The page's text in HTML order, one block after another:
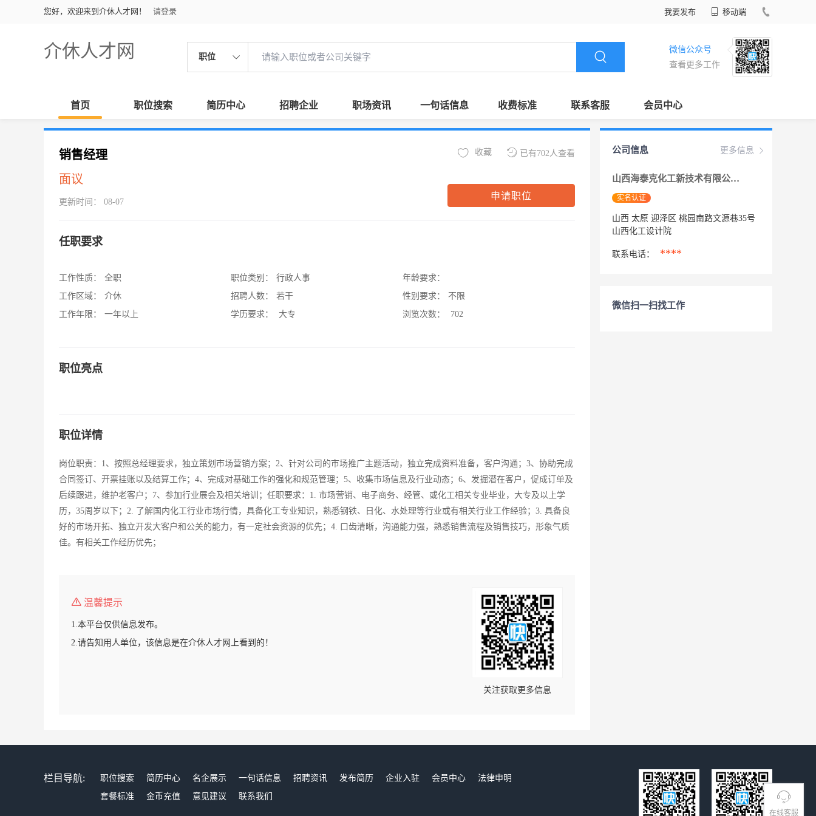
您好，欢迎来到介休人才网！ 请登录 我要发布 移动端
介休人才网 职位
微信公众号
查看更多工作
首页 职位搜索 简历中心 招聘企业 职场资讯 一句话信息 收费标准 联系客服 会员中心
在线客服
销售经理
面议
更新时间： 08-07
已有702人查看
收藏
申请职位
任职要求
工作性质：
全职
工作区域：
介休
工作年限：
一年以上
职位类别：
行政人事
招聘人数：
若干
学历要求：
大专
年龄要求：
性别要求：
不限
浏览次数：
702
职位亮点
职位详情
岗位职责：1、按照总经理要求，独立策划市场营销方案；2、针对公司的市场推广主题活动，独立完成资料准备，客户沟通；3、协助完成
合同签订、开票挂账以及结算工作；4、完成对基础工作的强化和规范管理；5、收集市场信息及行业动态；6、发掘潜在客户，促成订单及
后续跟进，维护老客户；7、参加行业展会及相关培训；任职要求：1. 市场营销、电子商务、经管、或化工相关专业毕业，大专及以上学
历，35周岁以下；2. 了解国内化工行业市场行情，具备化工专业知识，熟悉钢铁、日化、水处理等行业或有相关行业工作经验；3. 具备良
好的市场开拓、独立开发大客户和公关的能力，有一定社会资源的优先；4. 口齿清晰，沟通能力强，熟悉销售流程及销售技巧，形象气质
佳。有相关工作经历优先；
温馨提示
1.本平台仅供信息发布。
2.请告知用人单位，该信息是在介休人才网上看到的！
关注获取更多信息
更多信息
公司信息
山西海泰克化工新技术有限公司
实名认证
山西 太原 迎泽区 桃园南路文源巷35号
山西化工设计院
联系电话： ****
微信扫一扫找工作
栏目导航: 职位搜索 简历中心 名企展示 一句话信息 招聘资讯 发布简历 企业入驻 会员中心
法律申明
套餐标准
金币充值 意见建议 联系我们